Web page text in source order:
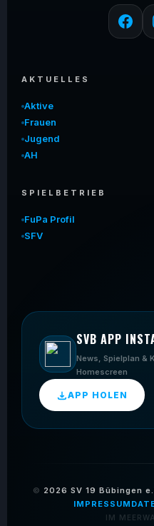
AKTUELLES
Aktive
Frauen
Jugend
AH
SPIELBETRIEB
FuPa Profil
SFV
SVB APP
News, Spielplan &
Homescreen
APP HOLEN
© 2026 SV 19 Bübingen
IMPRESSUM
IM